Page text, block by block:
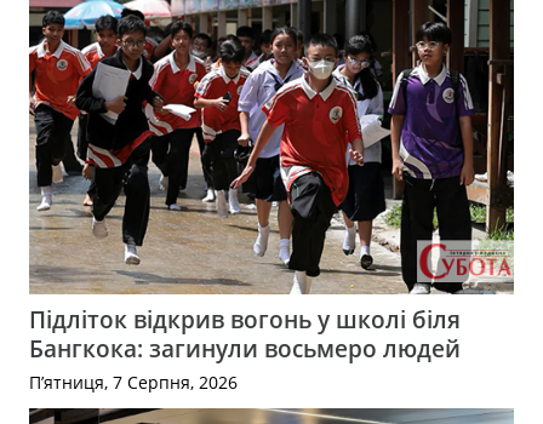
Підліток відкрив вогонь у школі біля
Бангкока: загинули восьмеро людей
П’ятниця, 7 Серпня, 2026